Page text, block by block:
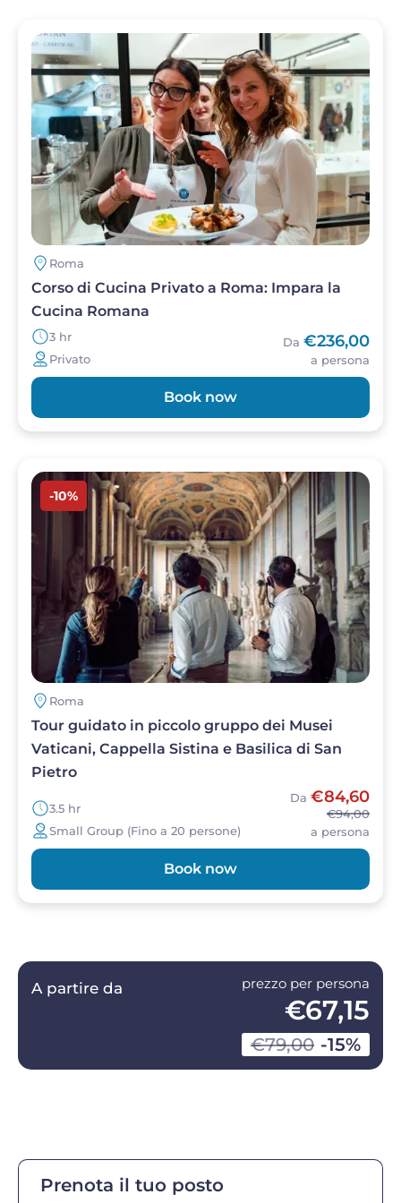
Image
Roma
Corso di Cucina Privato a Roma: Impara la
Cucina Romana
3 hr
Privato
Da €236,00
a persona
Book now
Image
-10%
Roma
Tour guidato in piccolo gruppo dei Musei
Vaticani, Cappella Sistina e Basilica di San
Pietro
3.5 hr
Small Group (Fino a 20 persone)
Da €84,60
€94,00
a persona
Book now
A partire da prezzo per persona
€67,15
€79,00 -15%
Prenota il tuo posto